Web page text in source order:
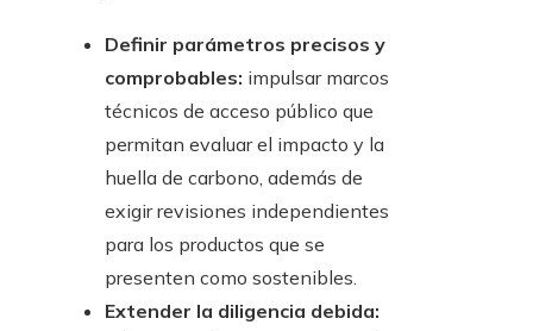
Definir parámetros precisos y
comprobables: impulsar marcos
técnicos de acceso público que
permitan evaluar el impacto y la
huella de carbono, además de
exigir revisiones independientes
para los productos que se
presenten como sostenibles.
Extender la diligencia debida: